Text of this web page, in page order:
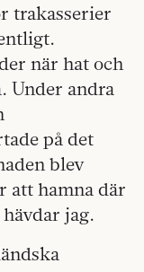
trakasserier
när hat och
Under andra
på det
blev
att hamna där
jag.